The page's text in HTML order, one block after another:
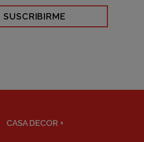
SUSCRIBIRME
CASA DECOR +